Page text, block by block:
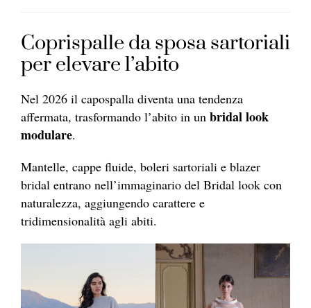
Coprispalle da sposa sartoriali
per elevare l’abito
Nel 2026 il capospalla diventa una tendenza
affermata, trasformando l’abito in un bridallook
modulare.
Mantelle, cappe fluide, boleri sartoriali e blazer
bridal entrano nell’immaginario del Bridal look con
naturalezza, aggiungendo carattere e
tridimensionalità agli abiti.